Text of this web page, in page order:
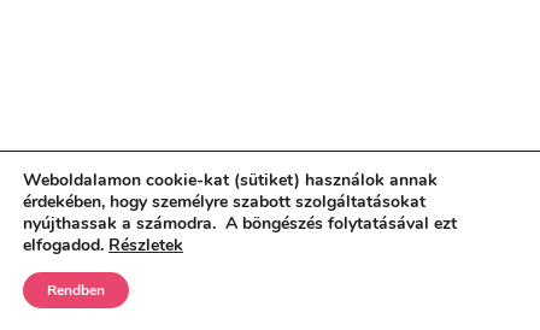
Weboldalamon cookie-kat (sütiket) használok annak
érdekében, hogy személyre szabott szolgáltatásokat
nyújthassak a számodra. A böngészés folytatásával ezt
elfogadod. Részletek
Rendben